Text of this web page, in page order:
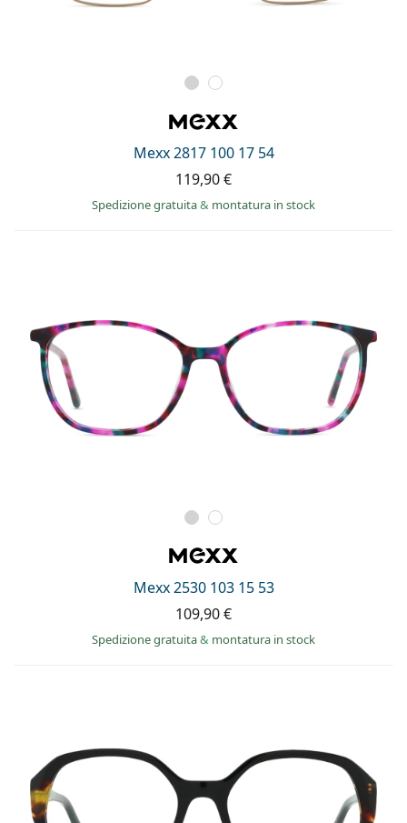
Mexx 2817 100 17 54
119,90 €
Spedizione gratuita& montatura in stock
Mexx 2530 103 15 53
109,90 €
Spedizione gratuita& montatura in stock